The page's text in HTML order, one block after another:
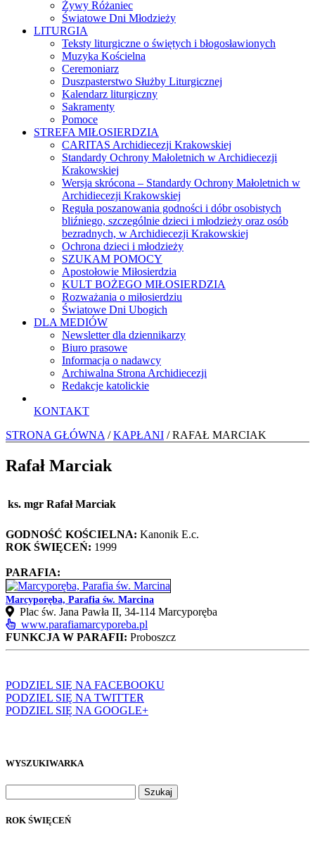
Żywy Różaniec
Światowe Dni Młodzieży
LITURGIA
Teksty liturgiczne o świętych i błogosławionych
Muzyka Kościelna
Ceremoniarz
Duszpasterstwo Służby Liturgicznej
Kalendarz liturgiczny
Sakramenty
Pomoce
STREFA MIŁOSIERDZIA
CARITAS Archidiecezji Krakowskiej
Standardy Ochrony Małoletnich w Archidiecezji
Krakowskiej
Wersja skrócona – Standardy Ochrony Małoletnich w
Archidiecezji Krakowskiej
Reguła poszanowania godności i dóbr osobistych
bliźniego, szczególnie dzieci i młodzieży oraz osób
bezradnych, w Archidiecezji Krakowskiej
Ochrona dzieci i młodzieży
SZUKAM POMOCY
Apostołowie Miłosierdzia
KULT BOŻEGO MIŁOSIERDZIA
Rozważania o miłosierdziu
Światowe Dni Ubogich
DLA MEDIÓW
Newsletter dla dziennikarzy
Biuro prasowe
Informacja o nadawcy
Archiwalna Strona Archidiecezji
Redakcje katolickie
KONTAKT
STRONA GŁÓWNA /KAPŁANI / RAFAŁ MARCIAK
Rafał Marciak
ks. mgr Rafał Marciak
GODNOŚĆ KOŚCIELNA: Kanonik E.c.
ROK ŚWIĘCEŃ: 1999
PARAFIA:
Marcyporęba, Parafia św. Marcina
Plac św. Jana Pawła II, 34-114 Marcyporęba
www.parafiamarcyporeba.pl
FUNKCJA W PARAFII: Proboszcz
PODZIEL SIĘ NA FACEBOOKU
PODZIEL SIĘ NA TWITTER
PODZIEL SIĘ NA GOOGLE+
WYSZUKIWARKA
ROK ŚWIĘCEŃ